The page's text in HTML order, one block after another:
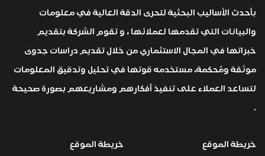
بأحدث الأساليب البحثية لتحرى الدقة العالية في معلومات
والبيانات التي تقدمها لعملائها ، و تقوم الشركة بتقديم
خبراتها في المجال الاستثماري من خلال تقديم دراسات جدوى
موثقة ومُحكمة، مستخدمه قوتها في تحليل وتدقيق المعلومات
لتساعد العملاء على تنفيذ أفكارهم ومشاريعهم بصورة صحيحة
.
خريطة الموقع خريطة الموقع